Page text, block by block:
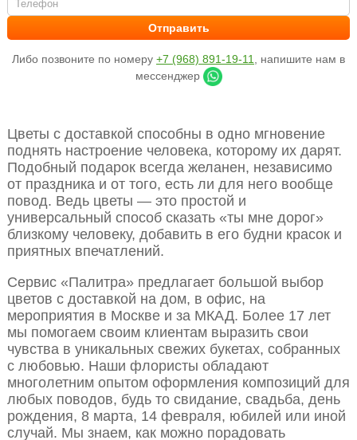
Либо позвоните по номеру +7 (968) 891-19-11
, напишите нам в
мессенджер
Цветы с доставкой способны в одно мгновение
поднять настроение человека, которому их дарят.
Подобный подарок всегда желанен, независимо
от праздника и от того, есть ли для него вообще
повод. Ведь цветы — это простой и
универсальный способ сказать «ты мне дорог»
близкому человеку, добавить в его будни красок и
приятных впечатлений.
Сервис «Палитра» предлагает большой выбор
цветов с доставкой на дом, в офис, на
мероприятия в Москве и за МКАД. Более 17 лет
мы помогаем своим клиентам выразить свои
чувства в уникальных свежих букетах, собранных
с любовью. Наши флористы обладают
многолетним опытом оформления композиций для
любых поводов, будь то свидание, свадьба, день
рождения, 8 марта, 14 февраля, юбилей или иной
случай. Мы знаем, как можно порадовать